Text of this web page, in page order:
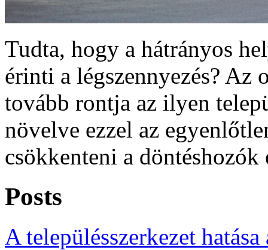
Tudta, hogy a hátrányos
érinti a légszennyezés? Az
tovább rontja az ilyen
növelve ezzel az
csökkenteni a döntéshozók
Posts
A településszerkezet